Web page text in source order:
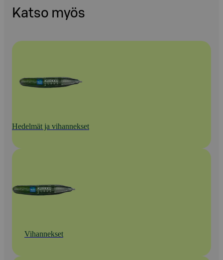
Katso myös
Hedelmät ja vihannekset
Vihannekset